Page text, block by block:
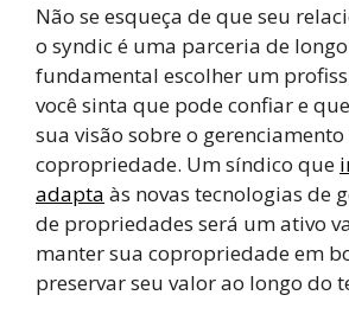
Não se esqueça de que seu
o syndic é uma parceria de
fundamental escolher um
você sinta que pode confiar e
sua visão sobre o gerenciamento
copropriedade. Um síndico que
adapta às novas tecnologias de
de propriedades será um ativo
manter sua copropriedade em
preservar seu valor ao longo do